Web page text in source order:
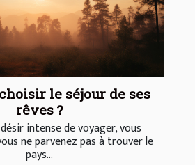
le séjour de ses
rêves ?
intense de voyager, vous
ne parvenez pas à trouver le
pays...